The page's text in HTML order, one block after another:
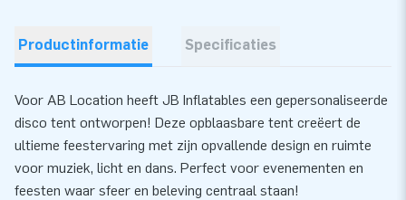
Productinformatie Specificaties
Voor AB Location heeft JB Inflatables een gepersonaliseerde
disco tent ontworpen! Deze opblaasbare tent creëert de
ultieme feestervaring met zijn opvallende design en ruimte
voor muziek, licht en dans. Perfect voor evenementen en
feesten waar sfeer en beleving centraal staan!